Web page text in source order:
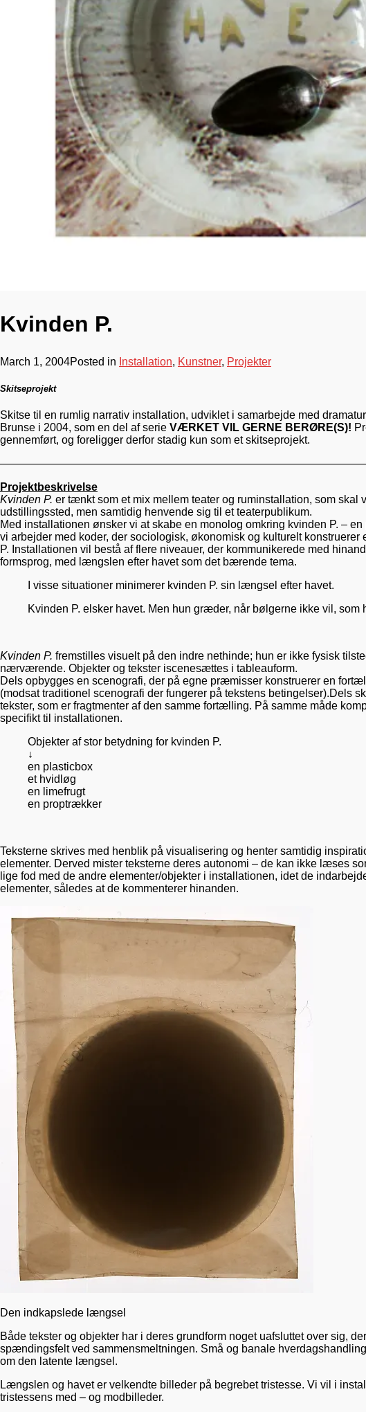
Kvinden P.
March 1, 2004Posted in Installation, Kunstner, Projekter
Skitseprojekt
Skitse til en rumlig narrativ installation, udviklet i samarbejde med
Brunse i 2004, som en del af serie VÆRKET VIL GERNE BERØRE(S)!
gennemført, og foreligger derfor stadig kun som et skitseprojekt.
Projektbeskrivelse
Kvinden P. er tænkt som et mix mellem teater og ruminstallation, som skal
udstillingssted, men samtidig henvende sig til et teaterpublikum.
Med installationen ønsker vi at skabe en monolog omkring kvinden P. –
vi arbejder med koder, der sociologisk, økonomisk og kulturelt konstruerer
P. Installationen vil bestå af flere niveauer, der kommunikerede med
formsprog, med længslen efter havet som det bærende tema.
I visse situationer minimerer kvinden P. sin længsel efter havet.
Kvinden P. elsker havet. Men hun græder, når bølgerne ikke vil, som
Kvinden P. fremstilles visuelt på den indre nethinde; hun er ikke fysisk
nærværende. Objekter og tekster iscenesættes i tableauform.
Dels opbygges en scenografi, der på egne præmisser konstruerer en
(modsat traditionel scenografi der fungerer på tekstens betingelser).Dels
tekster, som er fragtmenter af den samme fortælling. På samme måde
specifikt til installationen.
Objekter af stor betydning for kvinden P.
↓
en plasticbox
et hvidløg
en limefrugt
en proptrækker
Teksterne skrives med henblik på visualisering og henter samtidig
elementer. Derved mister teksterne deres autonomi – de kan ikke læses
lige fod med de andre elementer/objekter i installationen, idet de
elementer, således at de kommenterer hinanden.
Den indkapslede længsel
Både tekster og objekter har i deres grundform noget uafsluttet over sig,
spændingsfelt ved sammensmeltningen. Små og banale
om den latente længsel.
Længslen og havet er velkendte billeder på begrebet tristesse. Vi vil i
tristessens med – og modbilleder.